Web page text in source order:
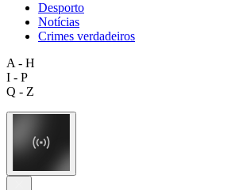
Desporto
Notícias
Crimes verdadeiros
A - H
I - P
Q - Z